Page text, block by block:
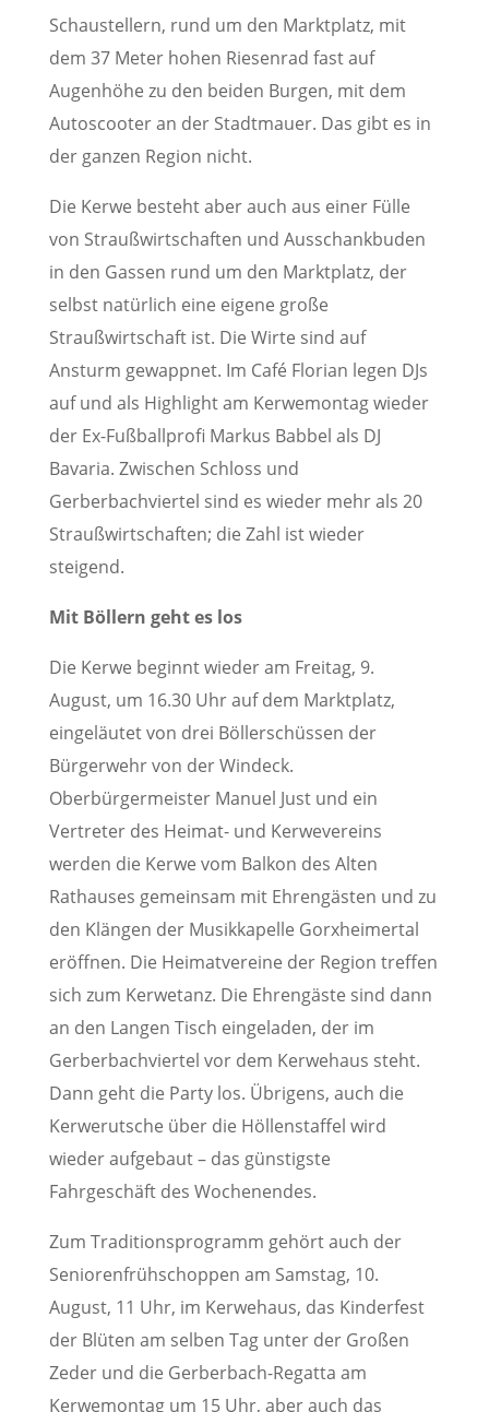
Schaustellern, rund um den Marktplatz, mit
dem 37 Meter hohen Riesenrad fast auf
Augenhöhe zu den beiden Burgen, mit dem
Autoscooter an der Stadtmauer. Das gibt es in
der ganzen Region nicht.
Die Kerwe besteht aber auch aus einer Fülle
von Straußwirtschaften und Ausschankbuden
in den Gassen rund um den Marktplatz, der
selbst natürlich eine eigene große
Straußwirtschaft ist. Die Wirte sind auf
Ansturm gewappnet. Im Café Florian legen DJs
auf und als Highlight am Kerwemontag wieder
der Ex-Fußballprofi Markus Babbel als DJ
Bavaria. Zwischen Schloss und
Gerberbachviertel sind es wieder mehr als 20
Straußwirtschaften; die Zahl ist wieder
steigend.
Mit Böllern geht es los
Die Kerwe beginnt wieder am Freitag, 9.
August, um 16.30 Uhr auf dem Marktplatz,
eingeläutet von drei Böllerschüssen der
Bürgerwehr von der Windeck.
Oberbürgermeister Manuel Just und ein
Vertreter des Heimat- und Kerwevereins
werden die Kerwe vom Balkon des Alten
Rathauses gemeinsam mit Ehrengästen und zu
den Klängen der Musikkapelle Gorxheimertal
eröffnen. Die Heimatvereine der Region treffen
sich zum Kerwetanz. Die Ehrengäste sind dann
an den Langen Tisch eingeladen, der im
Gerberbachviertel vor dem Kerwehaus steht.
Dann geht die Party los. Übrigens, auch die
Kerwerutsche über die Höllenstaffel wird
wieder aufgebaut – das günstigste
Fahrgeschäft des Wochenendes.
Zum Traditionsprogramm gehört auch der
Seniorenfrühschoppen am Samstag, 10.
August, 11 Uhr, im Kerwehaus, das Kinderfest
der Blüten am selben Tag unter der Großen
Zeder und die Gerberbach-Regatta am
Kerwemontag um 15 Uhr, aber auch das